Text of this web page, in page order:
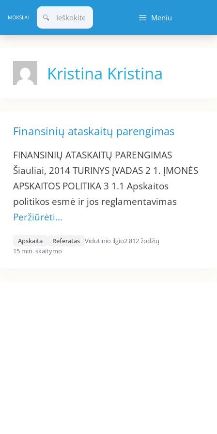
prie
turinio
Meniu
Kristina Kristina
Finansinių ataskaitų parengimas
FINANSINIŲ ATASKAITŲ PARENGIMAS
Šiauliai, 2014 TURINYS ĮVADAS 2 1. ĮMONĖS
APSKAITOS POLITIKA 3 1.1 Apskaitos
politikos esmė ir jos reglamentavimas
Peržiūrėti…
Apskaita Referatas Vidutinio ilgio2 812 žodžių
15 min. skaitymo